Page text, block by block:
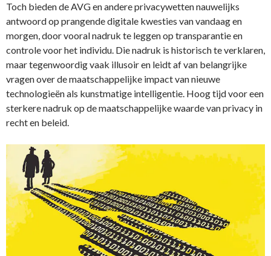
Toch bieden de AVG en andere privacywetten nauwelijks
antwoord op prangende digitale kwesties van vandaag en
morgen, door vooral nadruk te leggen op transparantie en
controle voor het individu. Die nadruk is historisch te verklaren,
maar tegenwoordig vaak illusoir en leidt af van belangrijke
vragen over de maatschappelijke impact van nieuwe
technologieën als kunstmatige intelligentie. Hoog tijd voor een
sterkere nadruk op de maatschappelijke waarde van privacy in
recht en beleid.